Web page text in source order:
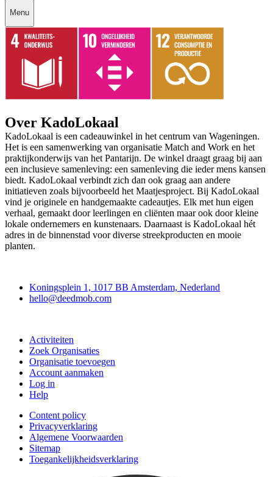
Menu
Over KadoLokaal
KadoLokaal is een cadeauwinkel in het centrum van Wageningen.
Het is een samenwerking van organisatie Match and Work en het
praktijkonderwijs van het Pantarijn. De winkel draagt graag bij aan
een inclusieve samenleving: een samenleving die ieder mens kansen
biedt. KadoLokaal verbindt zich dan ook graag aan andere
initiatieven zoals bijvoorbeeld het Maatjesproject. Bij KadoLokaal
vind je originele en handgemaakte cadeautjes. Elk met hun eigen
verhaal, gemaakt door leerlingen en cliënten maar ook door kleine
lokale ondernemers en kunstenaars. Daarnaast is KadoLokaal hét
adres in de binnenstad voor diverse streekproducten en mooie
planten.
Koningsplein 1, 1017 BB Amsterdam, Nederland
hello@deedmob.com
Activiteiten
Zoek Organisaties
Organisatie toevoegen
Account aanmaken
Log in
Help
Content policy
Privacyverklaring
Algemene Voorwaarden
Sitemap
Toegankelijkheidsverklaring